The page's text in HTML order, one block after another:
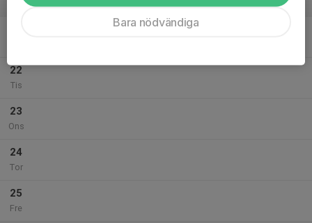
v.30
22
Tis
23
Ons
24
Tor
25
Fre
Bara nödvändiga